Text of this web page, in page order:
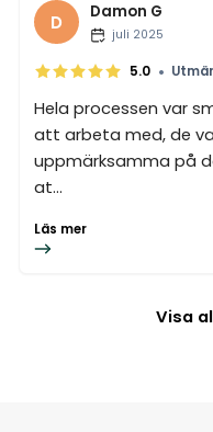
D Damon G
juli 2025
5.0 •
Hela processen var
att arbeta med, de
uppmärksamma på
at...
Läs mer
Visa